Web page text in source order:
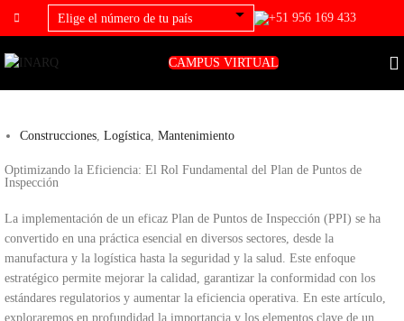
+51 956 169 433
CAMPUS VIRTUAL
Construcciones, Logística, Mantenimiento
Optimizando la Eficiencia: El Rol Fundamental del Plan de Puntos de
Inspección
La implementación de un eficaz Plan de Puntos de Inspección (PPI) se ha
convertido en una práctica esencial en diversos sectores, desde la
manufactura y la logística hasta la seguridad y la salud. Este enfoque
estratégico permite mejorar la calidad, garantizar la conformidad con los
estándares regulatorios y aumentar la eficiencia operativa. En este artículo,
exploraremos en profundidad la importancia y los elementos clave de un